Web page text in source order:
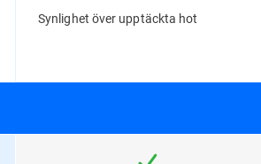
Synlighet över upptäckta hot